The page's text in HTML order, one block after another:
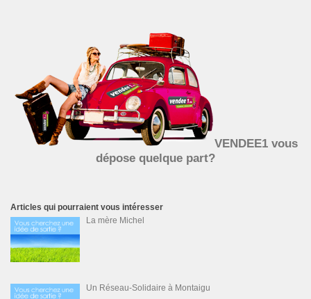
VENDEE1 vous
dépose quelque part?
Articles qui pourraient vous intéresser
La mère Michel
Un Réseau-Solidaire à Montaigu